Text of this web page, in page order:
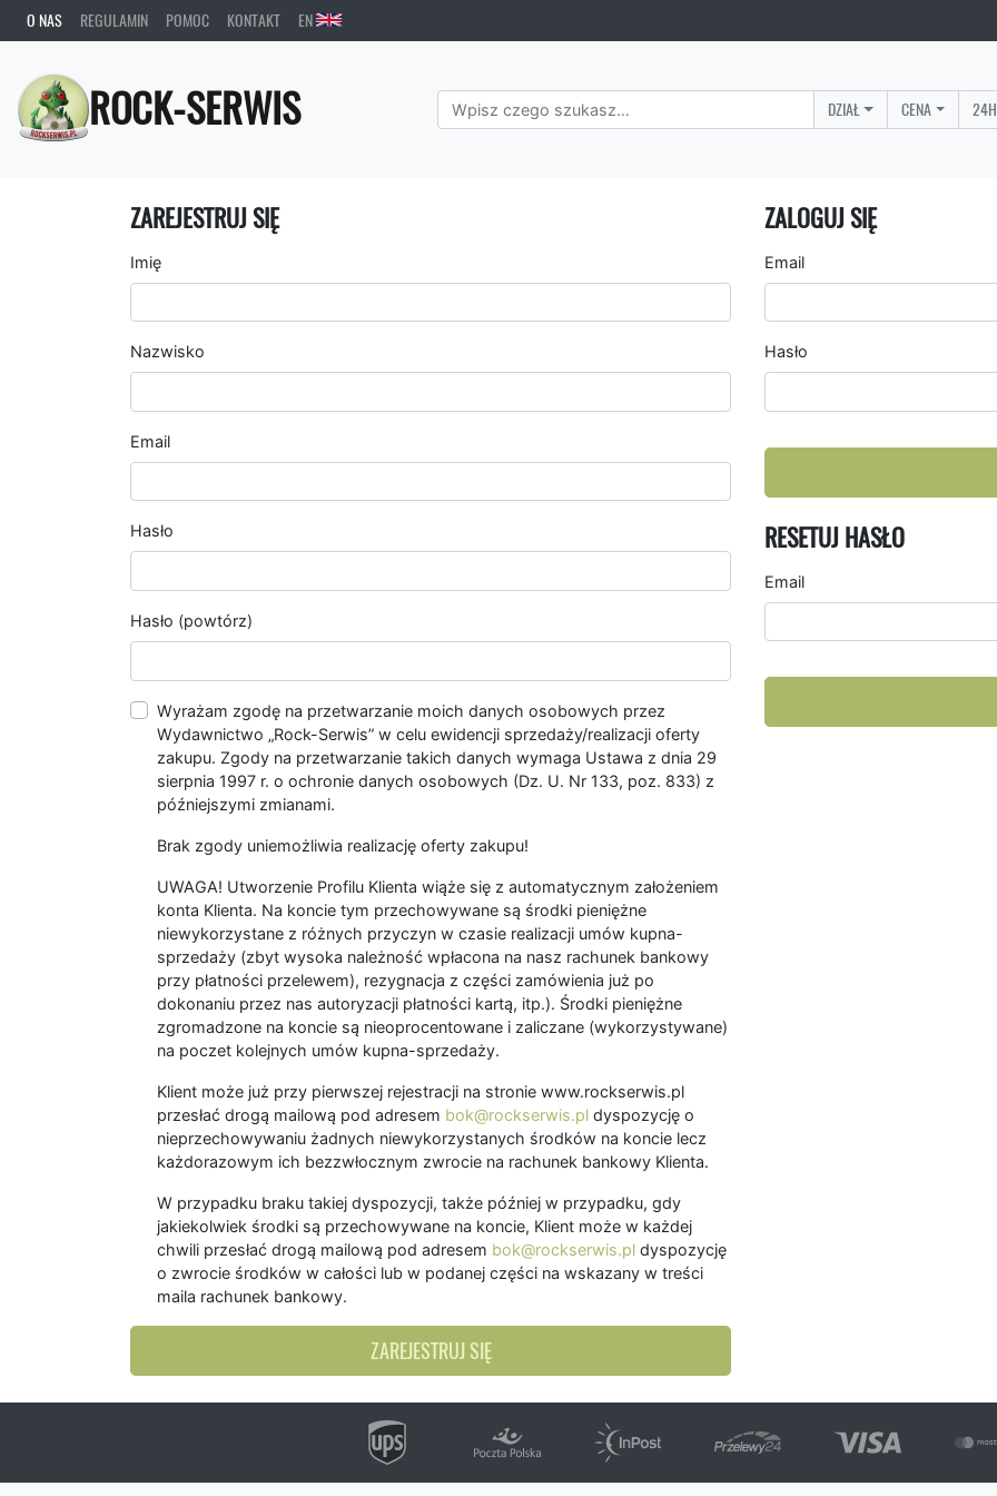
O NAS REGULAMIN POMOC KONTAKT EN
ROCK-SERWIS DZIAŁ CENA
ZAREJESTRUJ SIĘ
Imię
Nazwisko
Email
Hasło
Hasło (powtórz)
Wyrażam zgodę na przetwarzanie moich danych osobowych przez
Wydawnictwo „Rock-Serwis” w celu ewidencji sprzedaży/realizacji oferty
zakupu. Zgody na przetwarzanie takich danych wymaga Ustawa z dnia 29
sierpnia 1997 r. o ochronie danych osobowych (Dz. U. Nr 133, poz. 833) z
późniejszymi zmianami.
Brak zgody uniemożliwia realizację oferty zakupu!
UWAGA! Utworzenie Profilu Klienta wiąże się z automatycznym założeniem
konta Klienta. Na koncie tym przechowywane są środki pieniężne
niewykorzystane z różnych przyczyn w czasie realizacji umów kupna-
sprzedaży (zbyt wysoka należność wpłacona na nasz rachunek bankowy
przy płatności przelewem), rezygnacja z części zamówienia już po
dokonaniu przez nas autoryzacji płatności kartą, itp.). Środki pieniężne
zgromadzone na koncie są nieoprocentowane i zaliczane (wykorzystywane)
na poczet kolejnych umów kupna-sprzedaży.
Klient może już przy pierwszej rejestracji na stronie www.rockserwis.pl
przesłać drogą mailową pod adresem bok@rockserwis.pl dyspozycję o
nieprzechowywaniu żadnych niewykorzystanych środków na koncie lecz
każdorazowym ich bezzwłocznym zwrocie na rachunek bankowy Klienta.
W przypadku braku takiej dyspozycji, także później w przypadku, gdy
jakiekolwiek środki są przechowywane na koncie, Klient może w każdej
chwili przesłać drogą mailową pod adresem bok@rockserwis.pl dyspozycję
o zwrocie środków w całości lub w podanej części na wskazany w treści
maila rachunek bankowy.
ZAREJESTRUJ SIĘ
ZALOGUJ SIĘ
Email
Hasło
RESETUJ HASŁO
Email